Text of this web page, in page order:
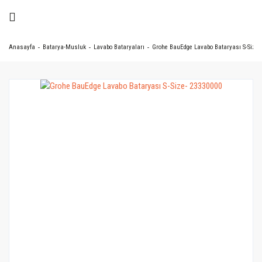
Anasayfa Batarya-Musluk Lavabo Bataryaları Grohe BauEdge Lavabo Bataryası S-Size-